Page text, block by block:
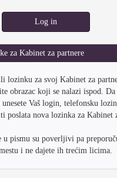
Log in
za Kabinet za partnere
lozinku za svoj Kabinet za
obrazac koji se nalazi ispod.
Vaš login, telefonsku
poslata nova lozinka za Kabinet
u pismu su poverljivi pa
i ne dajete ih trećim licima.